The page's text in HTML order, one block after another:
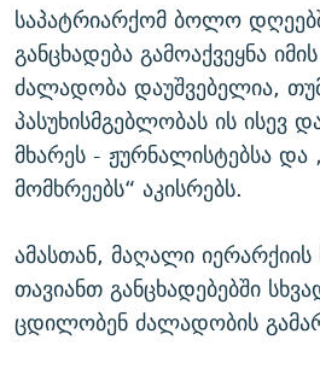
საპატრიარქომ ბოლო
განცხადება გამოაქვეყნა
ძალადობა დაუშვებელია,
პასუხისმგებლობას ის ისევ
მხარეს - ჟურნალისტებსა და
მომხრეებს“ აკისრებს.
ამასთან, მაღალი
თავიანთ განცხადებებში
ცდილობენ ძალადობის